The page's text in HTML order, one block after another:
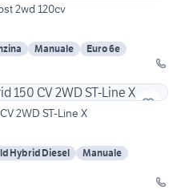
2wd 120cv
Manuale
Euro 6e
2WD ST-Line X
Hybrid Diesel
Manuale